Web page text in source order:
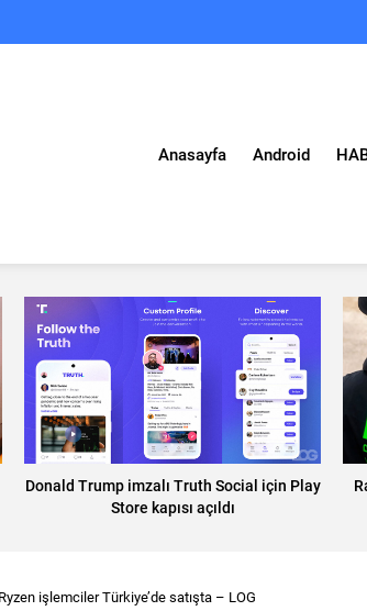
Anasayfa Android
Donald Trump imzalı Truth Social için Play
Store kapısı açıldı
işlemciler Türkiye’de satışta – LOG